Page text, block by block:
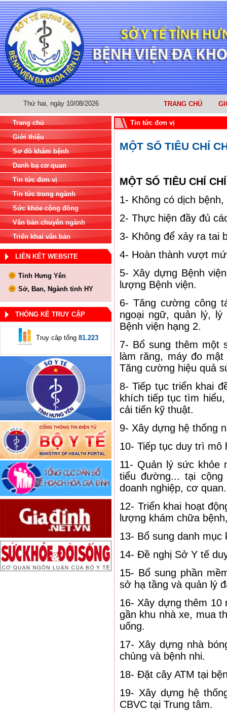
Thứ hai, ngày 10/08/2026 TRANG CHỦ
Trang chủ
Giới thiệu
Sơ đồ khám bệnh
Danh bạ cơ quan
Tin tức đơn vị
Tin tức trong ngành
Sức khỏe cộng đồng
Văn bản chuyên ngành
Triển khai văn bản
LIÊN KẾT WEBSITE
Tỉnh Hưng Yên
Sở, Ban, Ngành tỉnh HY
THỐNG KÊ TRUY CẬP
Truy câp tổng 81.223
Tin tức đơn vị
MỘT SỐ TIÊU CHÍ
MỘT SỐ TIÊU CHÍ
1- Không có dịch
2- Thực hiện đầy đủ
3- Không để xảy ra tai
4- Hoàn thành vượt
5- Xây dựng Bệnh
lượng Bệnh viện.
6- Tăng cường công
ngoại ngữ, quản lý,
Bệnh viện hạng 2.
7- Bổ sung thêm một
làm răng, máy đo
Tăng cường hiệu quả
8- Tiếp tục triển khai
khích tiếp tục tìm
cải tiến kỹ thuật.
9- Xây dựng hệ thống
10- Tiếp tục duy trì mô
11- Quản lý sức khỏe
tiểu đường... tại
doanh nghiệp, cơ
12- Triển khai hoạt
lượng khám chữa
13- Bổ sung danh
14- Đề nghị Sở Y tế
15- Bổ sung phần
sở hạ tầng và quản lý
16- Xây dựng thêm 10
gần khu nhà xe, mua
uống.
17- Xây dựng nhà
chủng và bệnh nhi.
18- Đặt cây ATM tại
19- Xây dựng hệ
CBVC tại Trung tâm.